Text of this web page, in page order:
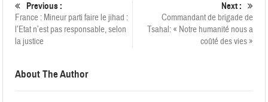
Previous :
France : Mineur parti faire le jihad :
l’Etat n’est pas responsable, selon
la justice
Next :
Commandant de brigade de
Tsahal: « Notre humanité nous a
coûté des vies »
About The Author